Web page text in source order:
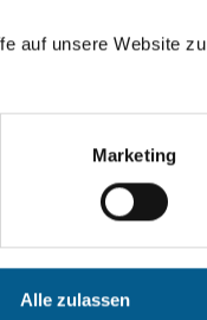
auf unsere Website zu
Marketing
Alle zulassen
Kategorien
Heimatpflege